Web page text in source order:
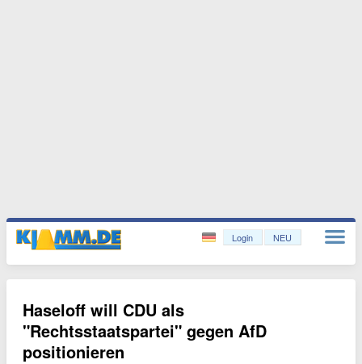
Login NEU
Haseloff will CDU als
"Rechtsstaatspartei" gegen AfD
positionieren